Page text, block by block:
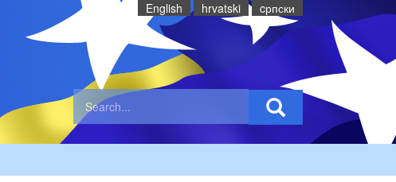
English hrvatski cрпски